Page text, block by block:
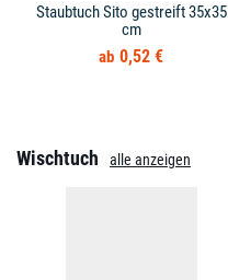
Staubtuch Sito gestreift 35x35
cm
0,52 €
Wischtuch alle anzeigen